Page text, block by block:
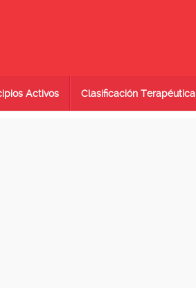
Activos Clasificación Terapéutica